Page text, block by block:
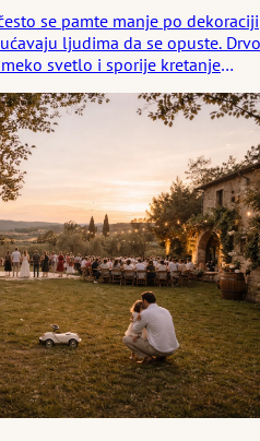
se pamte manje po dekoraciji
ljudima da se opuste.
svetlo i sporije kretanje
rustični venčani ambijenti
materijalnu iskrenost i